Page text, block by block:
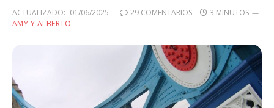
ACTUALIZADO: 01/06/2025 29 COMENTARIOS
3 MINUTOS
AMY Y ALBERTO